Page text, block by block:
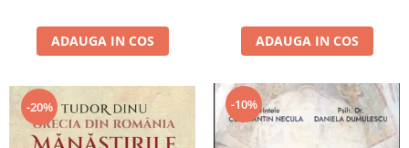
ADAUGA IN COS ADAUGA IN COS
-20% -10%